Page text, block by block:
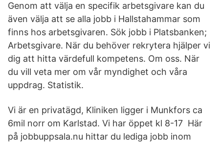
Genom att välja en specifik arbetsgivare kan du
även välja att se alla jobb i Hallstahammar som
finns hos arbetsgivaren. Sök jobb i Platsbanken;
Arbetsgivare. När du behöver rekrytera hjälper vi
dig att hitta värdefull kompetens. Om oss. När
du vill veta mer om vår myndighet och våra
uppdrag. Statistik.
Vi är en privatägd, Kliniken ligger i Munkfors ca
6mil norr om Karlstad. Vi har öppet kl 8-17 Här
på jobbuppsala.nu hittar du lediga jobb inom